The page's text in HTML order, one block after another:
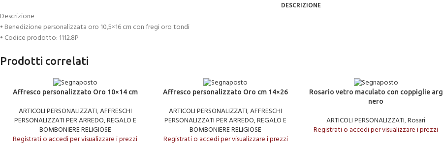
DESCRIZIONE
Descrizione
• Benedizione personalizzata oro 10,5×16 cm con fregi oro tondi
• Codice prodotto: 1112.8P
Prodotti correlati
LEGGI TUTTO
Affresco personalizzato Oro 10×14 cm
ARTICOLI PERSONALIZZATI,AFFRESCHI
PERSONALIZZATI PER ARREDO, REGALO E
BOMBONIERE RELIGIOSE
Registrati o accedi per visualizzare i prezzi
LEGGI TUTTO
Affresco personalizzato Oro cm 14×26
ARTICOLI PERSONALIZZATI,AFFRESCHI
PERSONALIZZATI PER ARREDO, REGALO E
BOMBONIERE RELIGIOSE
Registrati o accedi per visualizzare i prezzi
LEGGI TUTTO
Rosario vetro maculato con coppiglie arg
nero
ARTICOLI PERSONALIZZATI,Rosari
Registrati o accedi per visualizzare i prezzi